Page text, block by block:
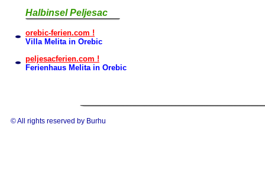
Halbinsel Peljesac
orebic-ferien.com !
Villa Melita in Orebic
peljesacferien.com !
Ferienhaus Melita in Orebic
© All rights reserved by Burhu